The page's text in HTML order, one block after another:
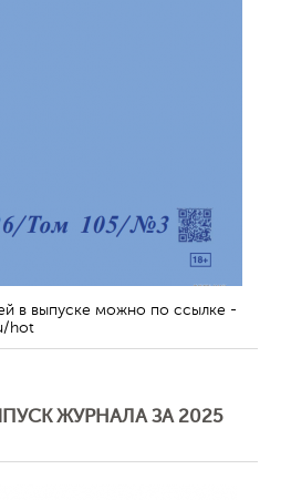
в выпуске можно по ссылке -
hot
ЖУРНАЛА ЗА 2025